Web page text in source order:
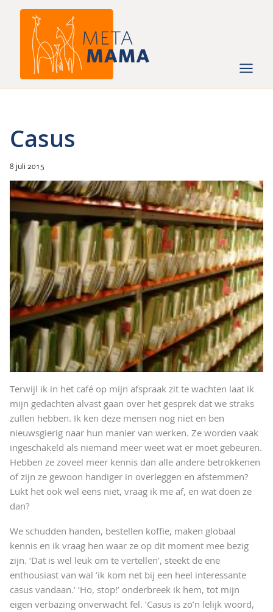
Casus
8 juli 2015
Terwijl ik in het café op mijn afspraak zit te wachten laat ik
mijn gedachten alvast gaan over het gesprek dat we straks
zullen hebben. Ik ken deze mensen nog niet en ben
nieuwsgierig naar hun manier van werken. Ze worden vaak
ingeschakeld als niemand meer weet wat er moet gebeuren.
Hebben ze zoveel meer kennis dan alle andere betrokkenen
of zijn ze gewoon handiger in overleggen en afstemmen?
Lukt het ook wel eens niet, vraag ik me af, en wat doen ze
dan?
We schudden handen, bestellen koffie, maken globaal
kennis en ik vraag hen waar ze op dit moment mee bezig
zijn. ‘Dat is wel leuk om te vertellen’, steekt de ene
enthousiast van wal ‘ik kom net bij een heel interessante
casus vandaan.’ ‘Ho, stop!’ onderbreek ik hem, tot mijn
eigen verbazing onverwacht fel. ‘Casus is zo’n lelijk woord,